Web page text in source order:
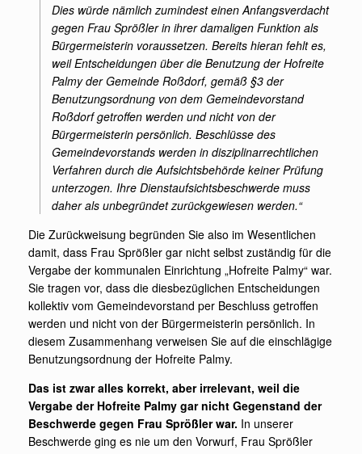
Dies würde nämlich zumindest einen Anfangsverdacht
gegen Frau Sprößler in ihrer damaligen Funktion als
Bürgermeisterin voraussetzen. Bereits hieran fehlt es,
weil Entscheidungen über die Benutzung der Hofreite
Palmy der Gemeinde Roßdorf, gemäß §3 der
Benutzungsordnung von dem Gemeindevorstand
Roßdorf getroffen werden und nicht von der
Bürgermeisterin persönlich. Beschlüsse des
Gemeindevorstands werden in disziplinarrechtlichen
Verfahren durch die Aufsichtsbehörde keiner Prüfung
unterzogen. Ihre Dienstaufsichtsbeschwerde muss
daher als unbegründet zurückgewiesen werden.“
Die Zurückweisung begründen Sie also im Wesentlichen
damit, dass Frau Sprößler gar nicht selbst zuständig für die
Vergabe der kommunalen Einrichtung „Hofreite Palmy“ war.
Sie tragen vor, dass die diesbezüglichen Entscheidungen
kollektiv vom Gemeindevorstand per Beschluss getroffen
werden und nicht von der Bürgermeisterin persönlich. In
diesem Zusammenhang verweisen Sie auf die einschlägige
Benutzungsordnung der Hofreite Palmy.
Das ist zwar alles korrekt, aber irrelevant, weil die
Vergabe der Hofreite Palmy gar nicht Gegenstand der
Beschwerde gegen Frau Sprößler war. In unserer
Beschwerde ging es nie um den Vorwurf, Frau Sprößler